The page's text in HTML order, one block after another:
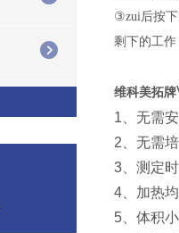
③zui后按下
剩下的工
维科美拓牌
1、无需
2、无需
3、测定
4、加热
5、体积